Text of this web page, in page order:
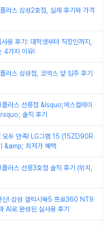
러스 삼성2호점, 실제 후기와 가격
용 후기: 대학생부터 직장인까지,
4가지 이유!
러스 삼성점, 코엑스 앞 입주 후기
러스 선릉점 &lsquo;에스컬레이
솔직 후기
두 만족! LG그램 15 (15ZD90R
&amp; 최저가 혜택
러스 선릉3호점 솔직 후기 (위치,
신! 삼성 갤럭시북5 프로360 NT9
로 완성된 실사용 후기